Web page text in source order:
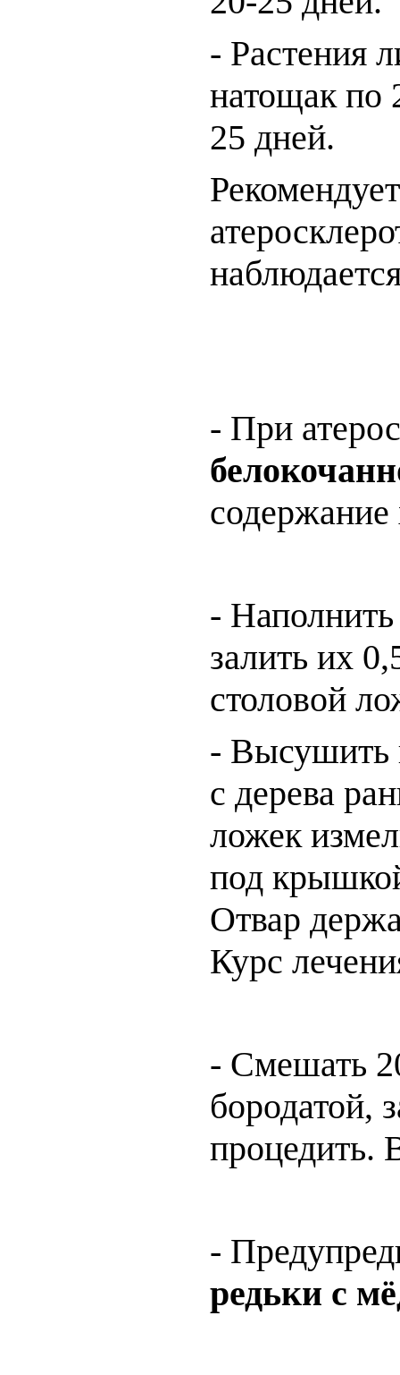
- Растения
натощак по
25 дней.
- При
содержание
-
залить их
столовой
- Высушить
с дерева
ложек
под
Отвар
Курс
- Смешать
бородатой,
процедить.
-
редьки с